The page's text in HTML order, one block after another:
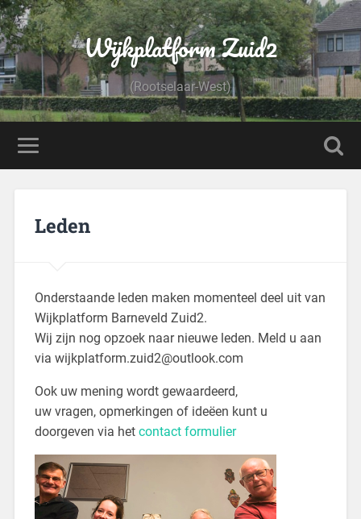
Wijkplatform Zuid2
(Rootselaar-West)
Leden
Onderstaande leden maken momenteel deel uit van
Wijkplatform Barneveld Zuid2.
Wij zijn nog opzoek naar nieuwe leden. Meld u aan
via wijkplatform.zuid2@outlook.com
Ook uw mening wordt gewaardeerd,
uw vragen, opmerkingen of ideëen kunt u
doorgeven via het contact formulier